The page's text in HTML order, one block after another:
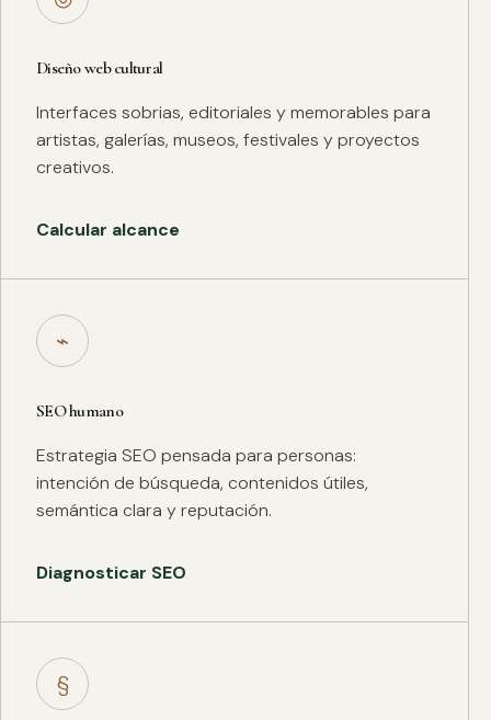
Diseño web cultural
Interfaces sobrias, editoriales y memorables para
artistas, galerías, museos, festivales y proyectos
creativos.
Calcular alcance
⌁
SEO humano
Estrategia SEO pensada para personas:
intención de búsqueda, contenidos útiles,
semántica clara y reputación.
Diagnosticar SEO
§